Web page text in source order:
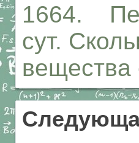
1664.
сут.
вещества